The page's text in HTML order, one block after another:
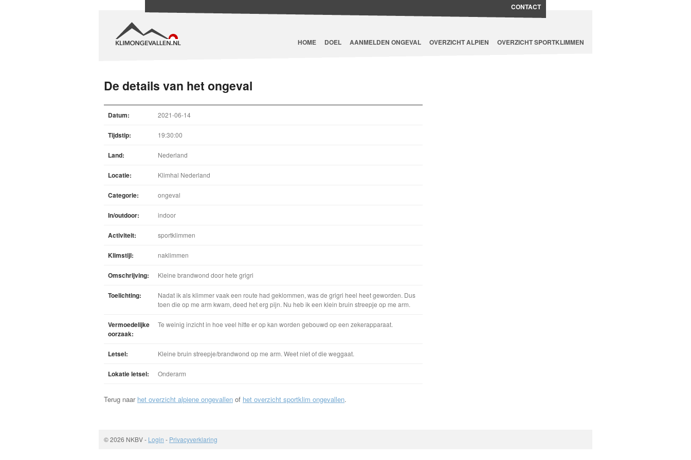
HOME DOEL AANMELDEN ONGEVAL OVERZICHT ALPIEN OVERZICHT SPORTKLIMMEN
CONTACT
De details van het ongeval
Datum: 2021-06-14
Tijdstip: 19:30:00
Land: Nederland
Locatie: Klimhal Nederland
Categorie: ongeval
In/outdoor: indoor
Activiteit: sportklimmen
Klimstijl: naklimmen
Omschrijving: Kleine brandwond door hete grigri
Toelichting:
Nadat ik als klimmer vaak een route had geklommen, was de grigri heel heet geworden. Dus
toen die op me arm kwam, deed het erg pijn. Nu heb ik een klein bruin streepje op me arm.
Vermoedelijke
oorzaak:
Te weinig inzicht in hoe veel hitte er op kan worden gebouwd op een zekerapparaat.
Letsel: Kleine bruin streepje/brandwond op me arm. Weet niet of die weggaat.
Lokatie letsel: Onderarm
Terug naar het overzicht alpiene ongevallen of het overzicht sportklim ongevallen.
© 2026 NKBV- Login - Privacyverklaring